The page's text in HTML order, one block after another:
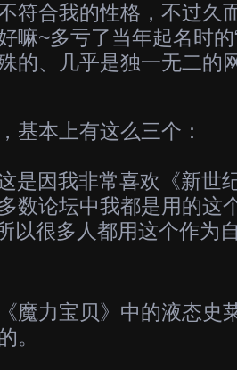
符合我的性格，不过久
嘛~多亏了当年起名时
的、几乎是独一无二的
基本上有这么三个：
是因我非常喜欢《新世
数论坛中我都是用的这
以很多人都用这个作
魔力宝贝》中的液态史
。